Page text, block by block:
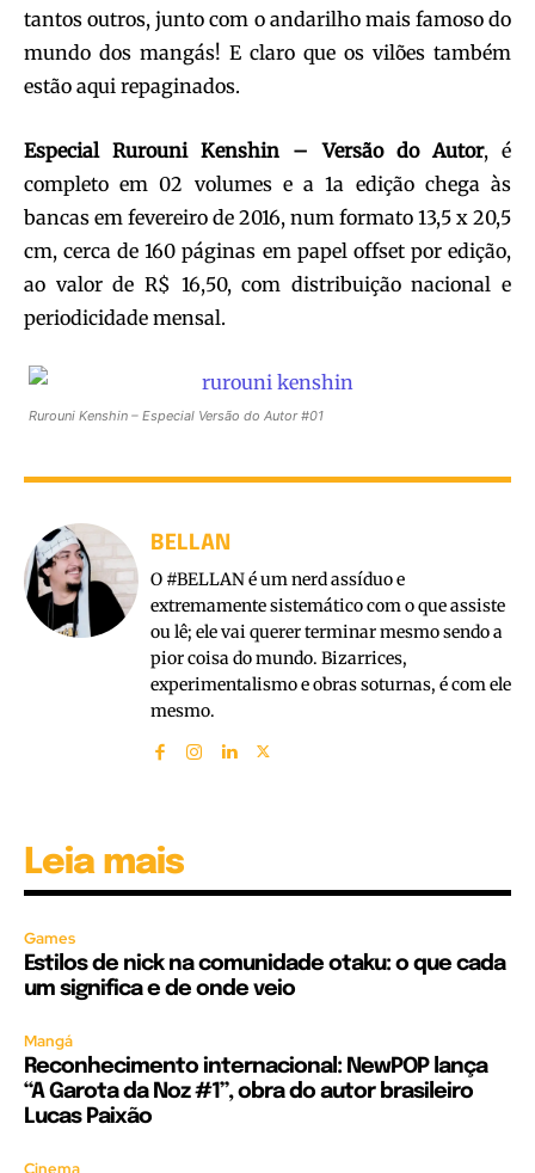
tantos outros, junto com o andarilho mais famoso do
mundo dos mangás! E claro que os vilões também
estão aqui repaginados.
Especial Rurouni Kenshin – Versão do Autor, é
completo em 02 volumes e a 1a edição chega às
bancas em fevereiro de 2016, num formato 13,5 x 20,5
cm, cerca de 160 páginas em papel offset por edição,
ao valor de R$ 16,50, com distribuição nacional e
periodicidade mensal.
Rurouni Kenshin – Especial Versão do Autor #01
BELLAN
O #BELLAN é um nerd assíduo e
extremamente sistemático com o que assiste
ou lê; ele vai querer terminar mesmo sendo a
pior coisa do mundo. Bizarrices,
experimentalismo e obras soturnas, é com ele
mesmo.
Leia mais
Games
Estilos de nick na comunidade otaku: o que cada
um significa e de onde veio
Mangá
Reconhecimento internacional: NewPOP lança
“A Garota da Noz #1”, obra do autor brasileiro
Lucas Paixão